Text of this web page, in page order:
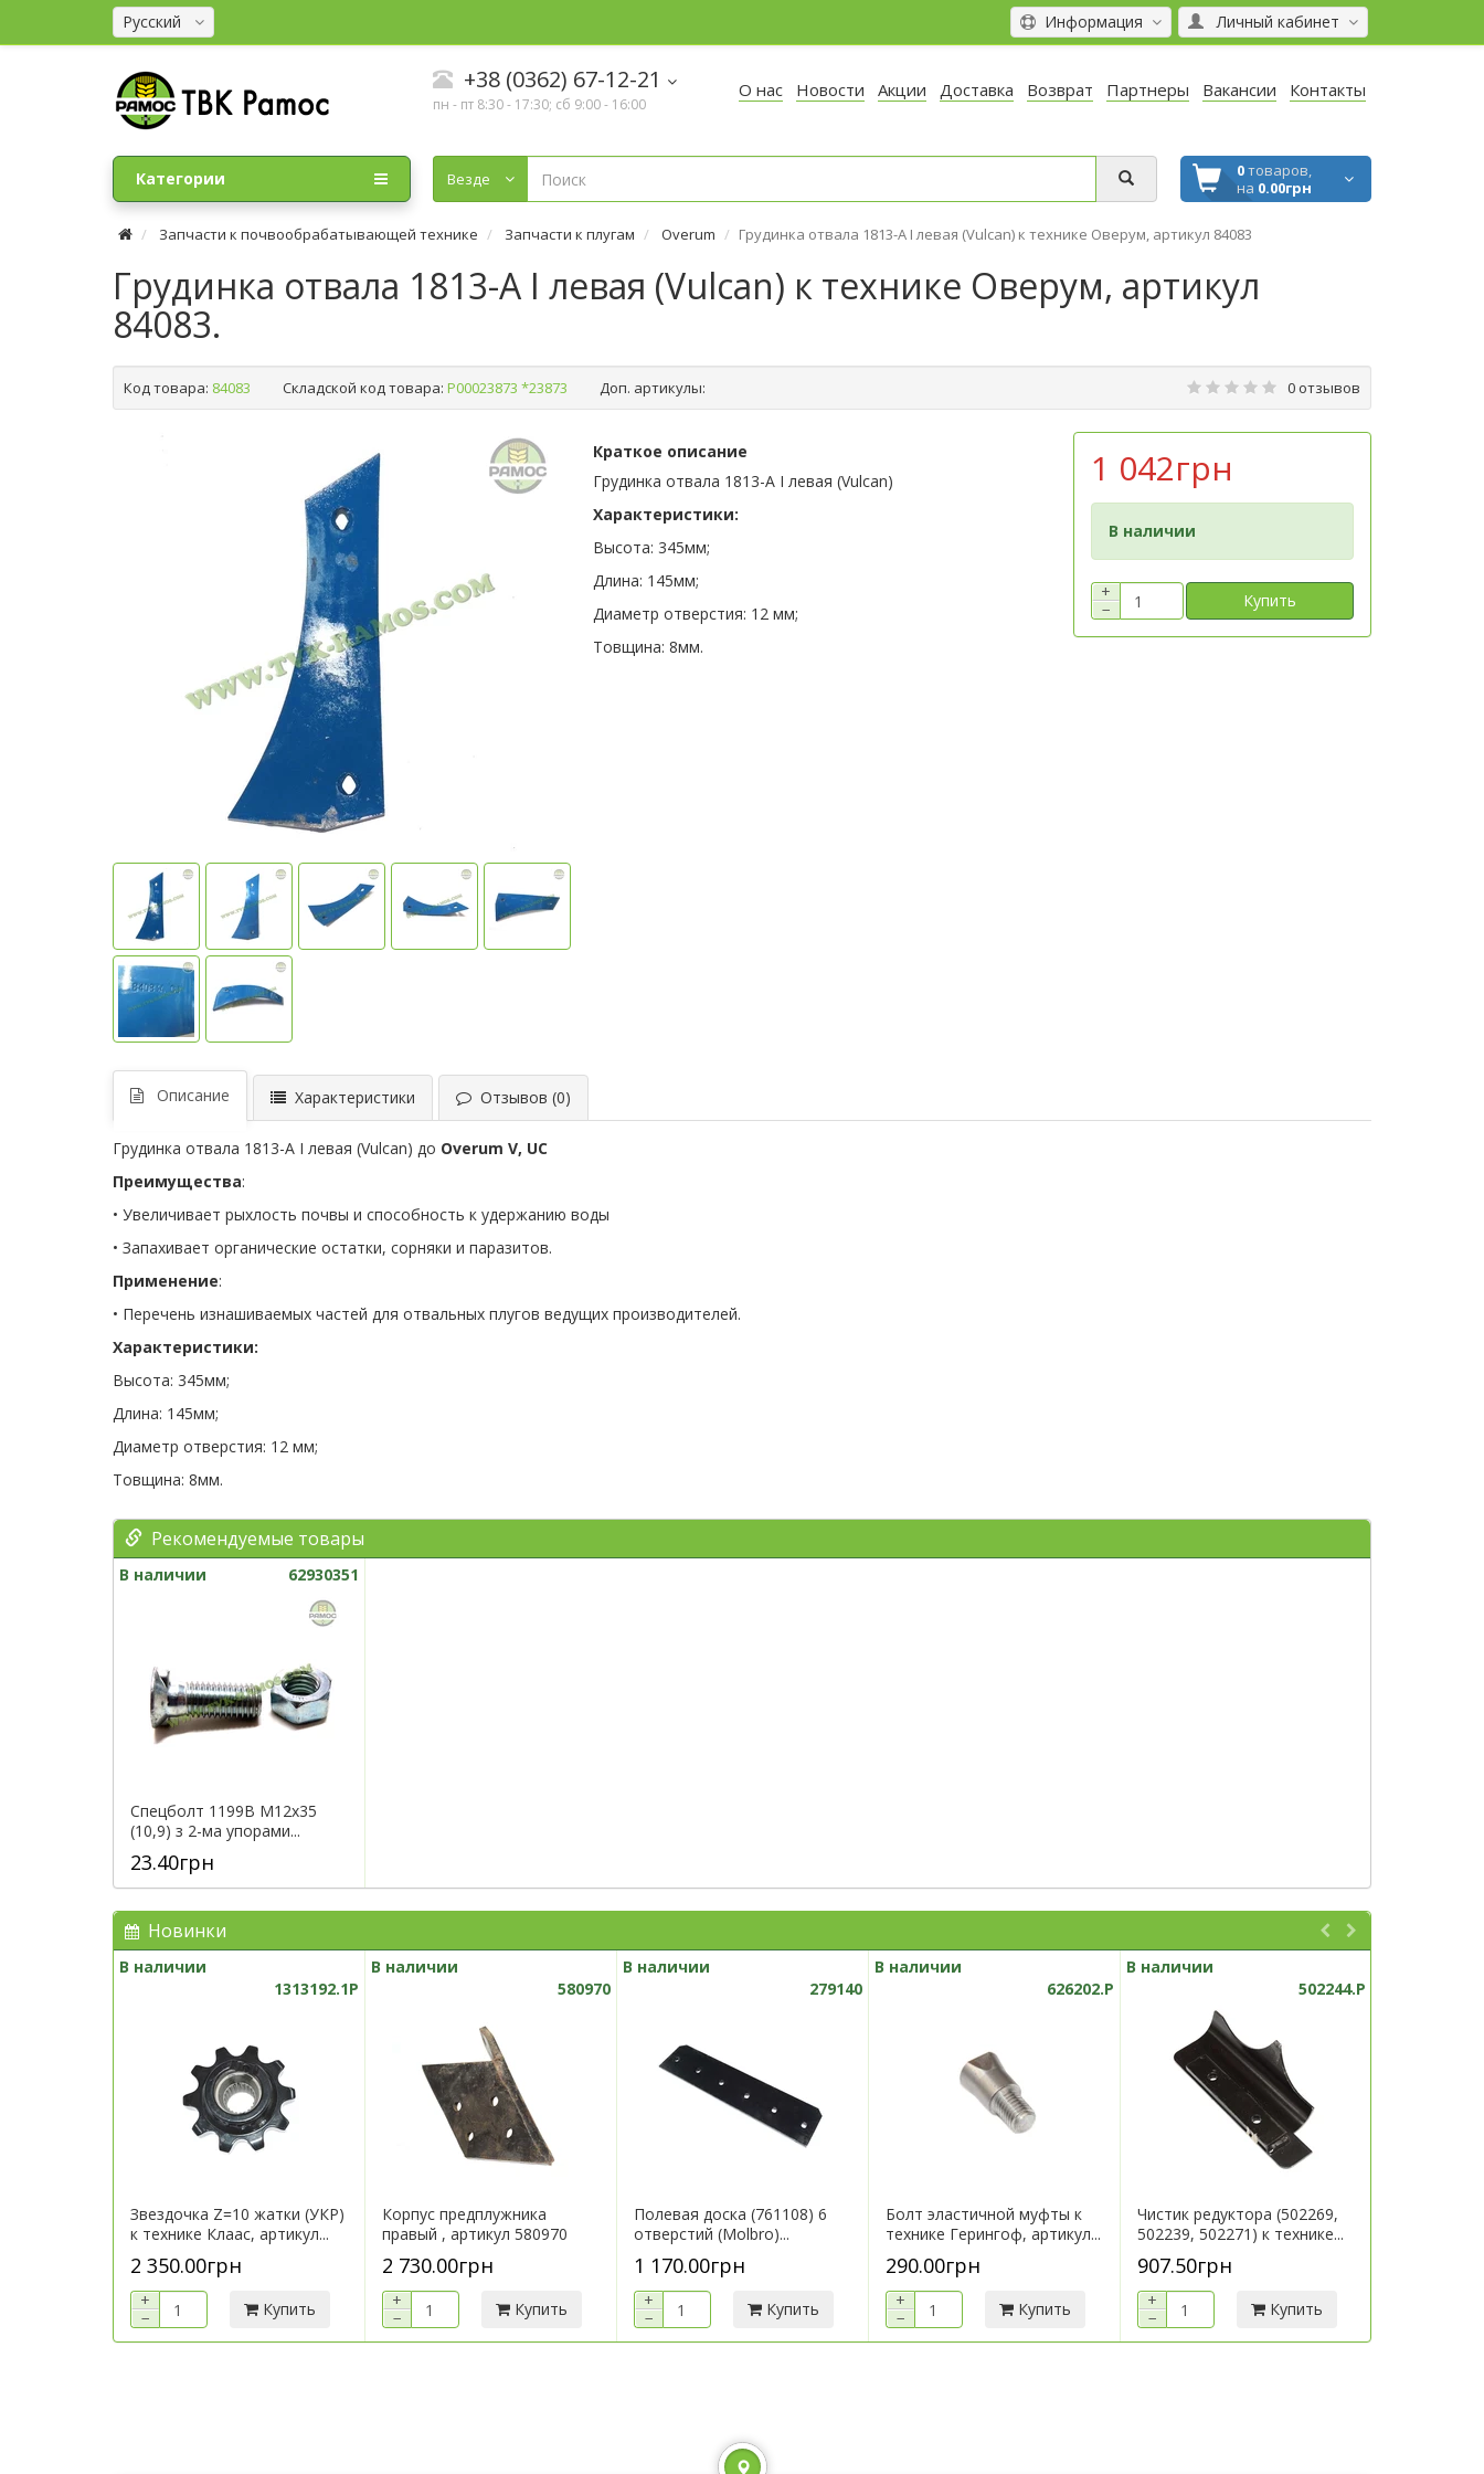
Русский Личный кабинет
Информация
+38 (0362) 67-12-21
пн - пт 8:30 - 17:30; сб 9:00 - 16:00
О нас Новости Акции Доставка Возврат Партнеры Вакансии Контакты
Везде 0товаров,
на 0.00грн
Категории
Запчасти к почвообрабатывающей технике Запчасти к плугам Overum Грудинка отвала 1813-A І левая (Vulcan) к технике Оверум, артикул 84083
Грудинка отвала 1813-A І левая (Vulcan) к технике Оверум, артикул
84083.
Код товара: 84083 Складской код товара: Р00023873 *23873 Доп. артикулы: 0 отзывов
Краткое описание
Грудинка отвала 1813-A І левая (Vulcan)
Характеристики:
Высота: 345мм;
Длина: 145мм;
Диаметр отверстия: 12 мм;
Товщина: 8мм.
1 042грн
В наличии
+
−
Купить
Описание Характеристики Отзывов (0)
Грудинка отвала 1813-A І левая (Vulcan) до Overum V, UC
Преимущества:
• Увеличивает рыхлость почвы и способность к удержанию воды
• Запахивает органические остатки, сорняки и паразитов.
Применение:
• Перечень изнашиваемых частей для отвальных плугов ведущих производителей.
Характеристики:
Высота: 345мм;
Длина: 145мм;
Диаметр отверстия: 12 мм;
Товщина: 8мм.
Рекомендуемые товары
В наличии 62930351
Спецболт 1199B М12х35
(10,9) з 2-ма упорами...
23.40грн
Новинки
В наличии
1313192.1P
Звездочка Z=10 жатки (УКР)
к технике Клаас, артикул...
2 350.00грн
+
−
Купить
В наличии
580970
Корпус предплужника
правый , артикул 580970
2 730.00грн
+
−
Купить
В наличии
279140
Полевая доска (761108) 6
отверстий (Molbro)...
1 170.00грн
+
−
Купить
В наличии
626202.P
Болт эластичной муфты к
технике Герингоф, артикул...
290.00грн
+
−
Купить
В наличии
502244.P
Чистик редуктора (502269,
502239, 502271) к технике...
907.50грн
+
−
Купить